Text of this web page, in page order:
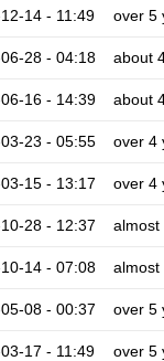
14 - 11:49 over 5
28 - 04:18 about
16 - 14:39 about
23 - 05:55 over 4
15 - 13:17 over 4
28 - 12:37 almost
14 - 07:08 almost
08 - 00:37 over 5
17 - 11:49 over 5